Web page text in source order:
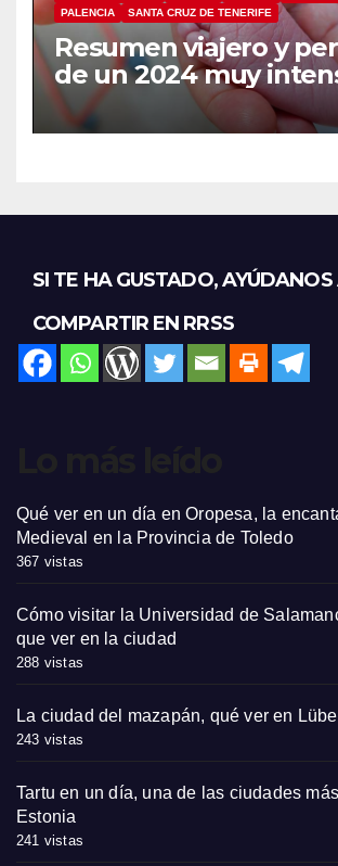
PALENCIA
SANTA CRUZ DE TENERIFE
Resumen viajero y
de un 2024 muy
SI TE HA GUSTADO, AYÚDANOS
COMPARTIR EN RRSS
Qué ver en un día en Oropesa, la
Medieval en la Provincia de Toledo
367 vistas
Cómo visitar la Universidad de
que ver en la ciudad
288 vistas
La ciudad del mazapán, qué ver en
243 vistas
Tartu en un día, una de las ciudades
Estonia
241 vistas